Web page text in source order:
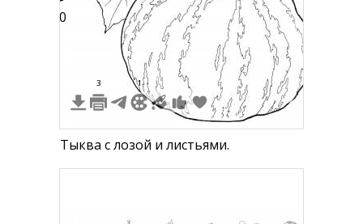
10
3 1
Тыква с лозой и листьями.